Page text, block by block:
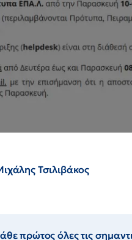
Τσιλιβάκος
πρώτος όλες τις